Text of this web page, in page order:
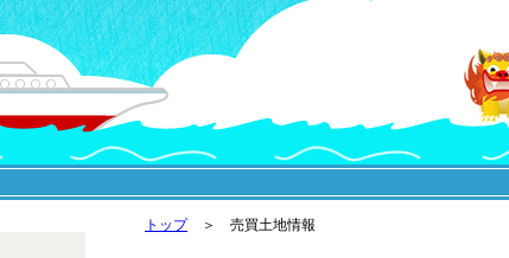
トップ＞ 売買土地情報